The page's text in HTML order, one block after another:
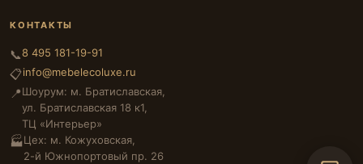
КОНТАКТЫ
📞8 495 181-19-91
📋info@mebelecoluxe.ru
📍Шоурум: м. Братиславская,
ул. Братиславская 18 к1,
ТЦ «Интерьер»
🏭Цех: м. Кожуховская,
2-й Южнопортовый пр. 26